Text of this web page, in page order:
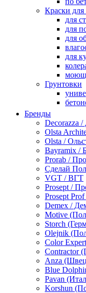
Краски для
для
для
для
для
Грунтовки
по
под
для
под
Герметик
для
для
Бренды
Decorazza /
Olsta
Olsta /
Bayramix /
Prorab /
Сделай Пол
VGT / ВГТ
Prosept /
Prosept
Demex /
Motive
Storch
Olejnik
Color
Contractor
Anza
Blue
Pavan
Korshun